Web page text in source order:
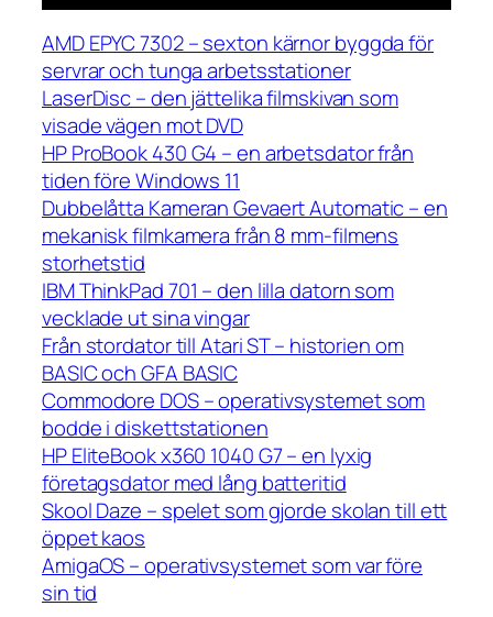
AMD EPYC 7302 – sexton kärnor byggda för
servrar och tunga arbetsstationer
LaserDisc – den jättelika filmskivan som
visade vägen mot DVD
HP ProBook 430 G4 – en arbetsdator från
tiden före Windows 11
Dubbelåtta Kameran Gevaert Automatic – en
mekanisk filmkamera från 8 mm-filmens
storhetstid
IBM ThinkPad 701 – den lilla datorn som
vecklade ut sina vingar
Från stordator till Atari ST – historien om
BASIC och GFA BASIC
Commodore DOS – operativsystemet som
bodde i diskettstationen
HP EliteBook x360 1040 G7 – en lyxig
företagsdator med lång batteritid
Skool Daze – spelet som gjorde skolan till ett
öppet kaos
AmigaOS – operativsystemet som var före
sin tid